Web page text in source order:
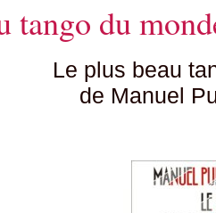
tango du
Le plus beau
de Manuel